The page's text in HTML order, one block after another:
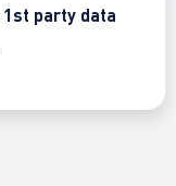
1st party data